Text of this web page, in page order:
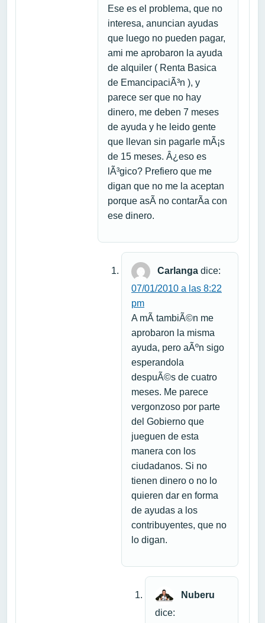
Ese es el problema, que no
interesa, anuncian ayudas
que luego no pueden pagar,
ami me aprobaron la ayuda
de alquiler ( Renta Basica
de EmancipaciÃ³n ), y
parece ser que no hay
dinero, me deben 7 meses
de ayuda y he leido gente
que llevan sin pagarle mÃ¡s
de 15 meses. Â¿eso es
lÃ³gico? Prefiero que me
digan que no me la aceptan
porque asÃ­ no contarÃ­a con
ese dinero.
Carlanga dice:
07/01/2010 a las 8:22
pm
A mÃ­ tambiÃ©n me
aprobaron la misma
ayuda, pero aÃºn sigo
esperandola
despuÃ©s de cuatro
meses. Me parece
vergonzoso por parte
del Gobierno que
jueguen de esta
manera con los
ciudadanos. Si no
tienen dinero o no lo
quieren dar en forma
de ayudas a los
contribuyentes, que no
lo digan.
Nuberu
dice: